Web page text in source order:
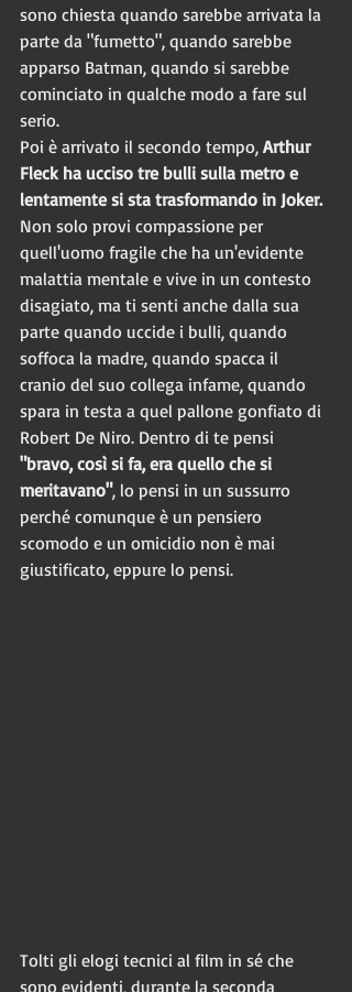
sono chiesta quando sarebbe arrivata la
parte da "fumetto", quando sarebbe
apparso Batman, quando si sarebbe
cominciato in qualche modo a fare sul
serio.
Poi è arrivato il secondo tempo, Arthur
Fleck ha ucciso tre bulli sulla metro e
lentamente si sta trasformando in Joker.
Non solo provi compassione per
quell'uomo fragile che ha un'evidente
malattia mentale e vive in un contesto
disagiato, ma ti senti anche dalla sua
parte quando uccide i bulli, quando
soffoca la madre, quando spacca il
cranio del suo collega infame, quando
spara in testa a quel pallone gonfiato di
Robert De Niro. Dentro di te pensi
"bravo, così si fa, era quello che si
meritavano", lo pensi in un sussurro
perché comunque è un pensiero
scomodo e un omicidio non è mai
giustificato, eppure lo pensi.
Tolti gli elogi tecnici al film in sé che
sono evidenti, durante la seconda